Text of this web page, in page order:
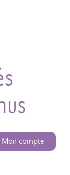
Mon compte